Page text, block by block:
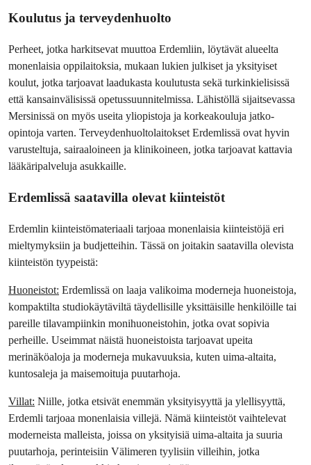
Koulutus ja terveydenhuolto
Perheet, jotka harkitsevat muuttoa Erdemliin, löytävät alueelta
monenlaisia oppilaitoksia, mukaan lukien julkiset ja yksityiset
koulut, jotka tarjoavat laadukasta koulutusta sekä turkinkielisissä
että kansainvälisissä opetussuunnitelmissa. Lähistöllä sijaitsevassa
Mersinissä on myös useita yliopistoja ja korkeakouluja jatko-
opintoja varten. Terveydenhuoltolaitokset Erdemlissä ovat hyvin
varusteltuja, sairaaloineen ja klinikoineen, jotka tarjoavat kattavia
lääkäripalveluja asukkaille.
Erdemlissä saatavilla olevat kiinteistöt
Erdemlin kiinteistömateriaali tarjoaa monenlaisia kiinteistöjä eri
mieltymyksiin ja budjetteihin. Tässä on joitakin saatavilla olevista
kiinteistön tyypeistä:
Huoneistot: Erdemlissä on laaja valikoima moderneja huoneistoja,
kompaktilta studiokäytäviltä täydellisille yksittäisille henkilöille tai
pareille tilavampiinkin monihuoneistohin, jotka ovat sopivia
perheille. Useimmat näistä huoneistoista tarjoavat upeita
merinäköaloja ja moderneja mukavuuksia, kuten uima-altaita,
kuntosaleja ja maisemoituja puutarhoja.
Villat: Niille, jotka etsivät enemmän yksityisyyttä ja ylellisyyttä,
Erdemli tarjoaa monenlaisia villejä. Nämä kiinteistöt vaihtelevat
moderneista malleista, joissa on yksityisiä uima-altaita ja suuria
puutarhoja, perinteisiin Välimeren tyylisiin villeihin, jotka